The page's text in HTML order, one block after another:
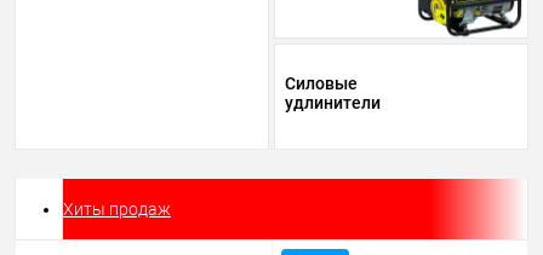
Силовые
удлинители
Хиты продаж